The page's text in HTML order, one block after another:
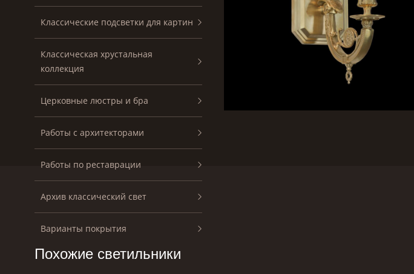
Классические подсветки для картин
Классическая хрустальная
коллекция
Церковные люстры и бра
Работы с архитекторами
Работы по реставрации
Архив классический свет
Варианты покрытия
Похожие светильники